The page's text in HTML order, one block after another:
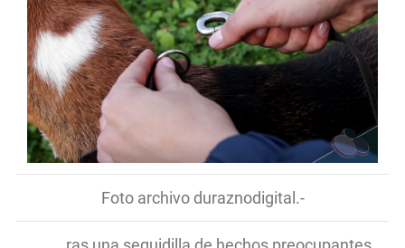
Foto archivo duraznodigital.-